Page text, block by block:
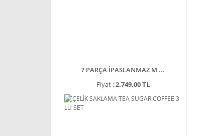
7 PARÇA İPASLANMAZ M ...
Fiyat :2.749,00 TL